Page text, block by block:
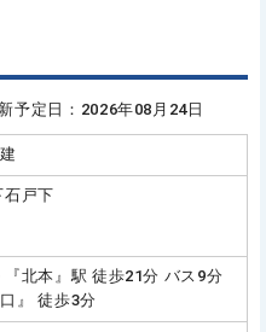
予定日：2026年08月24日
石戸下
北本』駅 徒歩21分 バス9分
』 徒歩3分